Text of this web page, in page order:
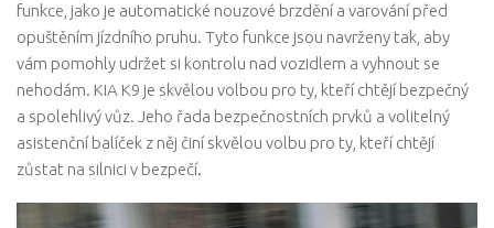
funkce, jako je automatické nouzové brzdění a varování před
opuštěním jízdního pruhu. Tyto funkce jsou navrženy tak, aby
vám pomohly udržet si kontrolu nad vozidlem a vyhnout se
nehodám. KIA K9 je skvělou volbou pro ty, kteří chtějí bezpečný
a spolehlivý vůz. Jeho řada bezpečnostních prvků a volitelný
asistenční balíček z něj činí skvělou volbu pro ty, kteří chtějí
zůstat na silnici v bezpečí.